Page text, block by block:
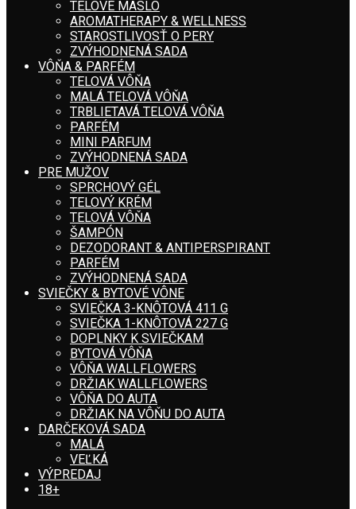
TELOVÉ MASLO
AROMATHERAPY & WELLNESS
STAROSTLIVOSŤ O PERY
ZVÝHODNENÁ SADA
VÔŇA & PARFÉM
TELOVÁ VÔŇA
MALÁ TELOVÁ VÔŇA
TRBLIETAVÁ TELOVÁ VÔŇA
PARFÉM
MINI PARFUM
ZVÝHODNENÁ SADA
PRE MUŽOV
SPRCHOVÝ GÉL
TELOVÝ KRÉM
TELOVÁ VÔŇA
ŠAMPÓN
DEZODORANT & ANTIPERSPIRANT
PARFÉM
ZVÝHODNENÁ SADA
SVIEČKY & BYTOVÉ VÔNE
SVIEČKA 3-KNÔTOVÁ 411 G
SVIEČKA 1-KNÔTOVÁ 227 G
DOPLNKY K SVIEČKAM
BYTOVÁ VÔŇA
VÔŇA WALLFLOWERS
DRŽIAK WALLFLOWERS
VÔŇA DO AUTA
DRŽIAK NA VÔŇU DO AUTA
DARČEKOVÁ SADA
MALÁ
VEĽKÁ
VÝPREDAJ
18+